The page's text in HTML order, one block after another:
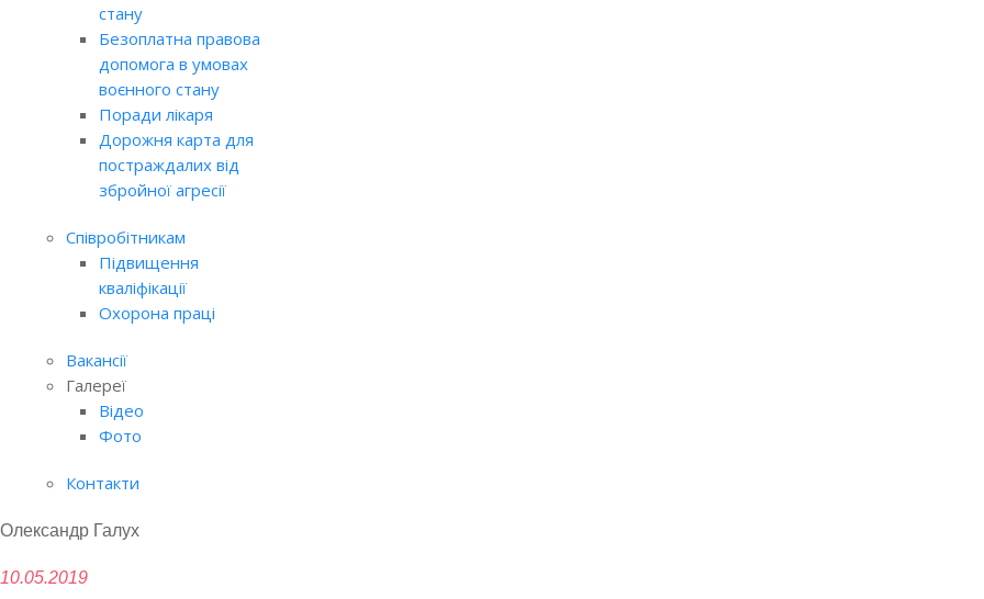
стану
Безоплатна правова
допомога в умовах
воєнного стану
Поради лікаря
Дорожня карта для
постраждалих від
збройної агресії
Співробітникам
Підвищення
кваліфікації
Охорона праці
Вакансії
Галереї
Відео
Фото
Контакти
Олександр Галух
10.05.2019